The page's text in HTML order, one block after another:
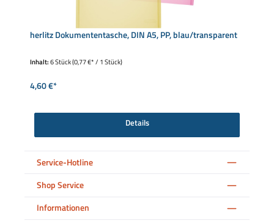
herlitz Dokumententasche, DIN A5, PP, blau/transparent
Inhalt:6 Stück(0,77 €* / 1 Stück)
4,60 €*
Details
Service-Hotline
Shop Service
Informationen